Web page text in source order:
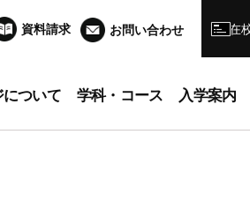
在
お問い合わせ
資料請求
ついて 学科・コース 入学案内